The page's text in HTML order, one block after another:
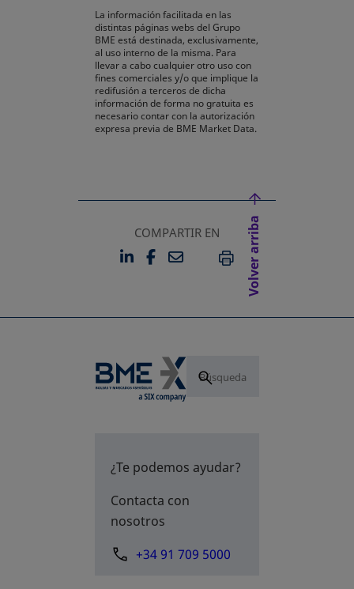
La información facilitada en las
distintas páginas webs del Grupo
BME está destinada, exclusivamente,
al uso interno de la misma. Para
llevar a cabo cualquier otro uso con
fines comerciales y/o que implique la
redifusión a terceros de dicha
información de forma no gratuita es
necesario contar con la autorización
expresa previa de BME Market Data.
COMPARTIR EN
LINKEDIN
SE ABRE EN UNA PESTAÑA
FACEBOOK
SE ABRE EN UNA
EMAILIMPRIMIR
Volver arriba
¿Te podemos ayudar?
Contacta con
nosotros
+34 91 709 5000